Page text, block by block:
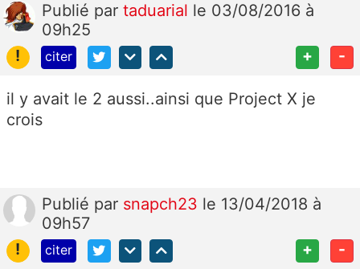
Publié par taduarial le 03/08/2016 à
09h25
!
citer + -
il y avait le 2 aussi..ainsi que Project X je
crois
Publié par snapch23 le 13/04/2018 à
09h57
!
citer + -